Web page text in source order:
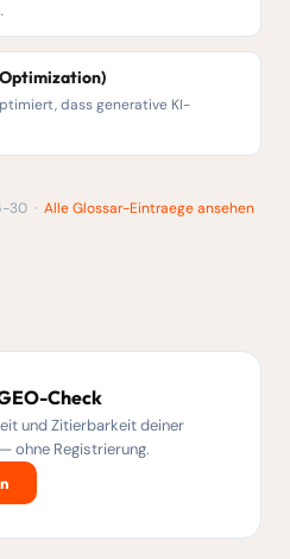
dass generative KI-
30 · Alle Glossar-Eintraege ansehen
Check
und Zitierbarkeit deiner
ohne Registrierung.